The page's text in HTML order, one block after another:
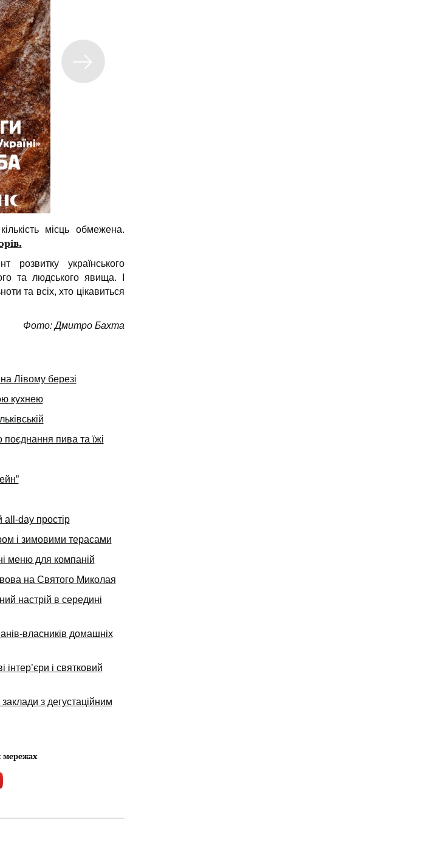
місць обмежена.
розвитку українського
та людського явища. І
та всіх, хто цікавиться
Фото: Дмитро Бахта
Лівому березі
кухнею
пива та їжі
day простір
і зимовими терасами
меню для компаній
на Святого Миколая
настрій в середині
власників домашніх
і святковий
з дегустаційним
мережах: